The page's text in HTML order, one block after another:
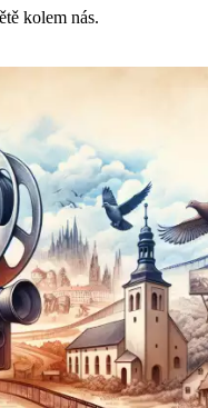
kolem nás.